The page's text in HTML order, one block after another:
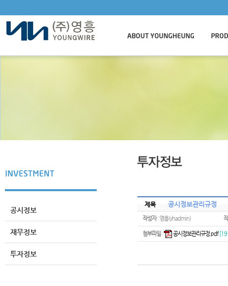
공시정보
재무정보
투자정보
제목 공시정보관리규정
작성자: 영흥(yhadmin)
첨부파일: 공시정보관리규정.pdf